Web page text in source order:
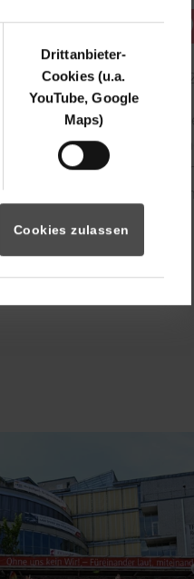
Drittanbieter-
Cookies (u.a.
YouTube, Google
Maps)
Cookies zulassen
Mobilität im
16.09.2026 -
Im Mittelpunkt
moderne
innovative
nachhaltige Mobilität